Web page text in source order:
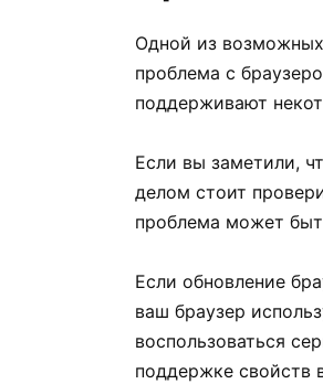
Одной из
проблема с
поддерживают
Если вы заметили,
делом стоит
проблема может
Если обновление
ваш браузер
воспользоваться
поддержке свойств